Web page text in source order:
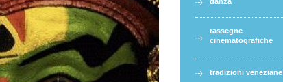
rassegne
cinematografiche
tradizioni veneziane